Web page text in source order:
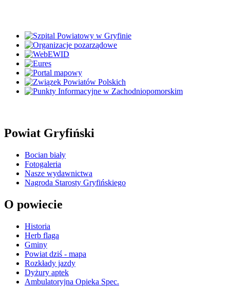
Powiat Gryfiński
Bocian biały
Fotogaleria
Nasze wydawnictwa
Nagroda Starosty Gryfińskiego
O powiecie
Historia
Herb flaga
Gminy
Powiat dziś - mapa
Rozkłady jazdy
Dyżury aptek
Ambulatoryjna Opieka Spec.